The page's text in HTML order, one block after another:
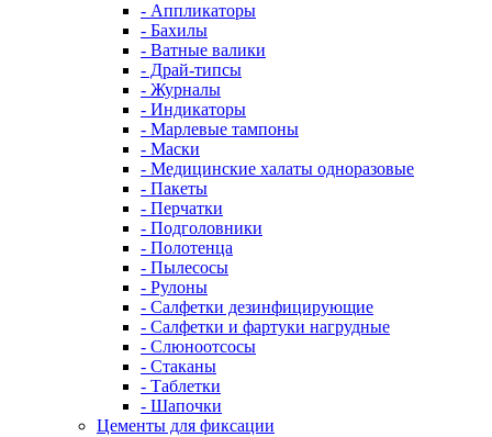
- Аппликаторы
- Бахилы
- Ватные валики
- Драй-типсы
- Журналы
- Индикаторы
- Марлевые тампоны
- Маски
- Медицинские халаты одноразовые
- Пакеты
- Перчатки
- Подголовники
- Полотенца
- Пылесосы
- Рулоны
- Салфетки дезинфицирующие
- Салфетки и фартуки нагрудные
- Слюноотсосы
- Стаканы
- Таблетки
- Шапочки
Цементы для фиксации